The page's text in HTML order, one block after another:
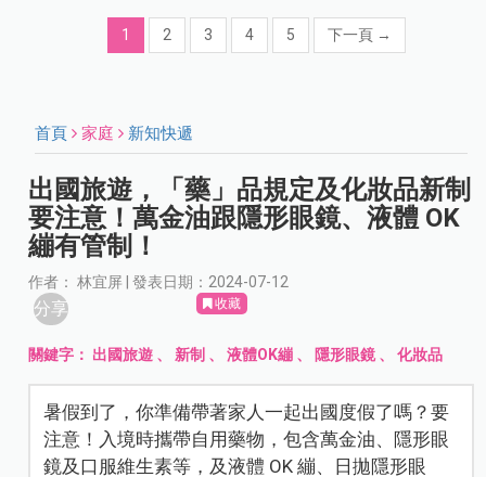
1 2 3 4 5 下一頁 →
首頁 家庭 新知快遞
出國旅遊，「藥」品規定及化妝品新制
要注意！萬金油跟隱形眼鏡、液體 OK
繃有管制！
作者： 林宜屏 | 發表日期：2024-07-12
分享 收藏
關鍵字： 出國旅遊 、 新制 、液體OK繃 、 隱形眼鏡、化妝品
暑假到了，你準備帶著家人一起出國度假了嗎？要
注意！入境時攜帶自用藥物，包含萬金油、隱形眼
鏡及口服維生素等，及液體 OK 繃、日拋隱形眼